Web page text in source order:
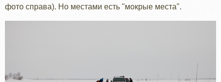
фото справа). Но местами есть "мокрые места".